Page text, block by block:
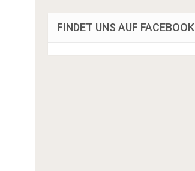
FINDET UNS AUF FACEBOOK